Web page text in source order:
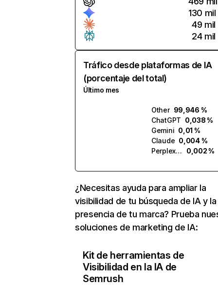
130 mil
49 mil
24 mil
Tráfico desde plataformas de IA
(porcentaje del total)
Último mes
Other 99,946 %
ChatGPT 0,038 %
Gemini 0,01 %
Claude 0,004 %
Perplexity
0,002 %
¿Necesitas ayuda para ampliar la
visibilidad de tu búsqueda de IA y la
presencia de tu marca? Prueba
soluciones de marketing de IA:
Kit de herramientas de
Visibilidad en la IA de
Semrush